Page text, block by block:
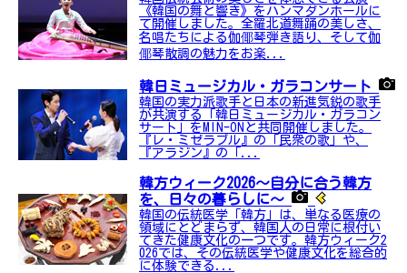
《韓国の舞と響き》をハンマダンホールに
て開催しました。全羅北道舞踊の美しさ、
名唱たちによる伽倻琴弾き語り、そして伽
倻琴散調の魅力をお楽...
韓日ミュージカル・ガラコンサート
韓国の実力派歌手と日本の新進気鋭の歌手
が共演する「韓日ミュージカル・ガラコン
サート」をMIN-ONと共同開催しました。
『レ・ミゼラブル』の「民衆の歌」や、
『アラジン』の「...
韓方ウィーク2026～自分に合う韓方
を、日々の暮らしに～
韓国の伝統医学「韓方」は、単なる医療の
領域にとどまらず、韓国人の日常に根付い
てきた健康文化の一つです。韓方ウィーク2
026では、その伝統医学や健康文化を総合的
に体験できる...